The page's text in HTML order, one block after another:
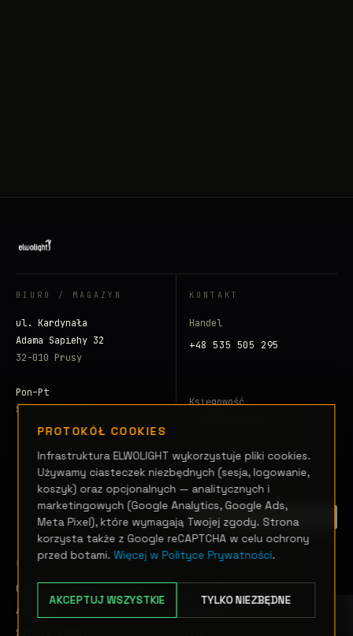
BIURO / MAGAZYN
ul. Kardynała
Adama Sapiehy 32
32-010 Prusy
Pon–Pt
8:30 – 16:30
KONTAKT
Handel
+48 535 505 295
Księgowość
E-mail
info@elwolight.com
ZAINICJUJ SYGNAŁ →
NAWIGACJA
Oświetlenie sceniczne
Artykuły
Serwis (RMA)
PROTOKÓŁ COOKIES
Infrastruktura ELWOLIGHT wykorzystuje pliki cookies.
Używamy ciasteczek niezbędnych (sesja, logowanie,
koszyk) oraz opcjonalnych — analitycznych i
marketingowych (Google Analytics, Google Ads,
Meta Pixel), które wymagają Twojej zgody. Strona
korzysta także z Google reCAPTCHA w celu ochrony
przed botami.Więcej w Polityce Prywatności.
AKCEPTUJ WSZYSTKIE TYLKO NIEZBĘDNE